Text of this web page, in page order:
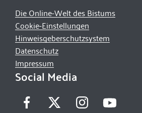
Die Online-Welt des Bistums
Cookie-Einstellungen
Hinweisgeberschutzsystem
Datenschutz
Impressum
Social Media